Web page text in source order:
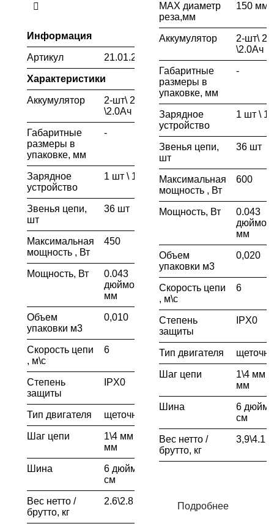
Информация
Артикул 21.01.289.019
Характеристики
Аккумулятор
2-шт\ 20В
\2.0Ач
Габаритные
размеры в
упаковке, мм
-
Зарядное
устройство
1 шт \ 1.0 А
Звенья цепи,
шт
36 шт
Максимальная
мощность , Вт
450
Мощность, Вт
0.043
дюймов\ 1.1
мм
Объем
упаковки м3
0,010
Скорость цепи
, м\с
6
Степень
защиты
IPX0
Тип двигателя щеточный
Шаг цепи
1\4 мм \ 6.3
мм
Шина
6 дюймов\ 15
см
Вес нетто /
брутто, кг
2.6\2.8
MAX диаметр
реза,мм
150 мм
Аккумулятор
2-шт\
\2.0Ач
Габаритные
размеры в
упаковке, мм
-
Зарядное
устройство
1 шт \
Звенья цепи,
шт
36 шт
Максимальная
мощность , Вт
600
Мощность, Вт
0.043
мм
Объем
упаковки м3
0,020
Скорость цепи
, м\с
6
Степень
защиты
IPX0
Тип двигателя
Шаг цепи
1\4 мм \
мм
Шина
6
см
Вес нетто /
брутто, кг
3,9\4.1
Подробнее